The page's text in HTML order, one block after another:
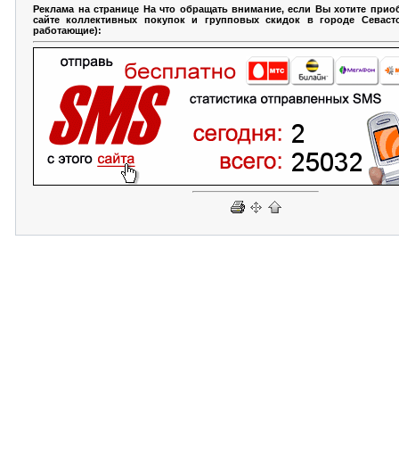
Реклама на странице На что обращать внимание, если Вы хотите
сайте коллективных покупок и групповых скидок в городе
работающие):